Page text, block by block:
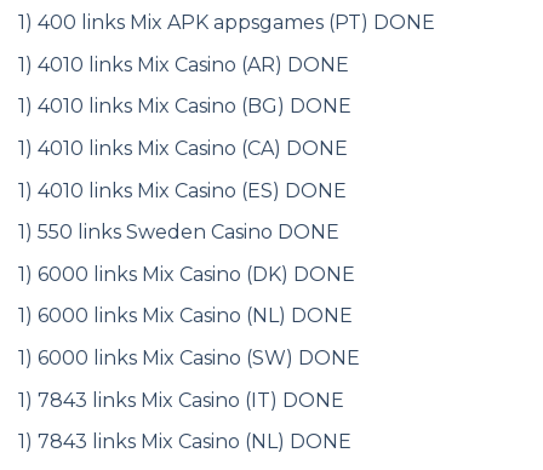
1) 400 links Mix APK appsgames (PT) DONE
1) 4010 links Mix Casino (AR) DONE
1) 4010 links Mix Casino (BG) DONE
1) 4010 links Mix Casino (CA) DONE
1) 4010 links Mix Casino (ES) DONE
1) 550 links Sweden Casino DONE
1) 6000 links Mix Casino (DK) DONE
1) 6000 links Mix Casino (NL) DONE
1) 6000 links Mix Casino (SW) DONE
1) 7843 links Mix Casino (IT) DONE
1) 7843 links Mix Casino (NL) DONE